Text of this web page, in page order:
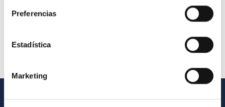
Preferencias
Estadística
Marketing